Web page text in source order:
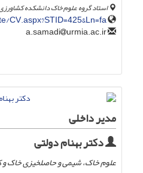
استاد گروه علوم خاک دانشکده
CV.aspx?STID=425&Ln=fa
urmia.ac.ir
مدیر داخلی
دکتر بهنام دولتی
علوم خاک، شیمی و حاصلخیزی خاک و